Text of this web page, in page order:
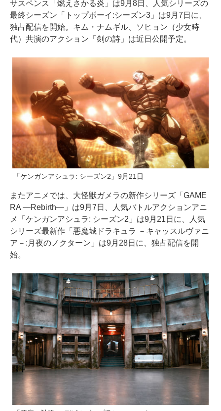
サスペンス「燃えさかる炎」は9月8日、人気シリーズの
最終シーズン「トップボーイ:シーズン3」は9月7日に、
独占配信を開始。キム・ナムギル、ソヒョン（少女時
代）共演のアクション「剣の詩」は近日公開予定。
「ケンガンアシュラ: シーズン2」9月21日
またアニメでは、大怪獣ガメラの新作シリーズ「GAME
RA —Rebirth—」は9月7日、人気バトルアクションアニ
メ「ケンガンアシュラ: シーズン2」は9月21日に、人気
シリーズ最新作「悪魔城ドラキュラ －キャッスルヴァニ
ア－:月夜のノクターン」は9月28日に、独占配信を開
始。